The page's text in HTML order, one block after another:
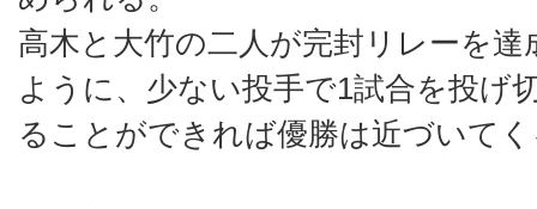
高木と大竹の二人が完封リレーを
ように、少ない投手で1試合を投げ
ることができれば優勝は近づいて